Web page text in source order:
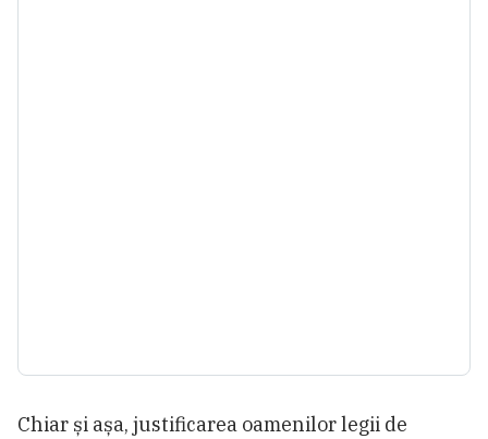
Chiar și așa, justificarea oamenilor legii de